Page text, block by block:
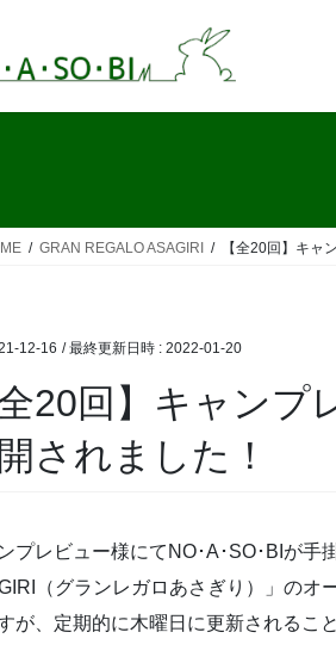
GRAN REGALO ASAGIRI 【全20回】キャ
12-16 / 最終更新日時 : 2022-01-20
全20回】キャン
されました！
プレビュー様にてNO･A･SO･BIが
（グランレガロあさぎり）」のオ
が、定期的に木曜日に更新されるこ